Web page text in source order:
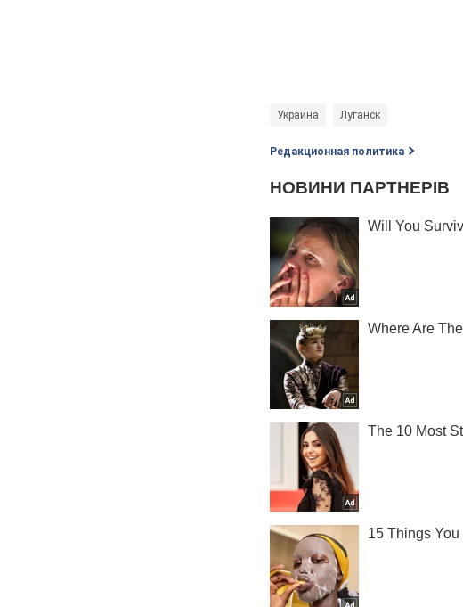
Украина Луганск
Редакционная политика